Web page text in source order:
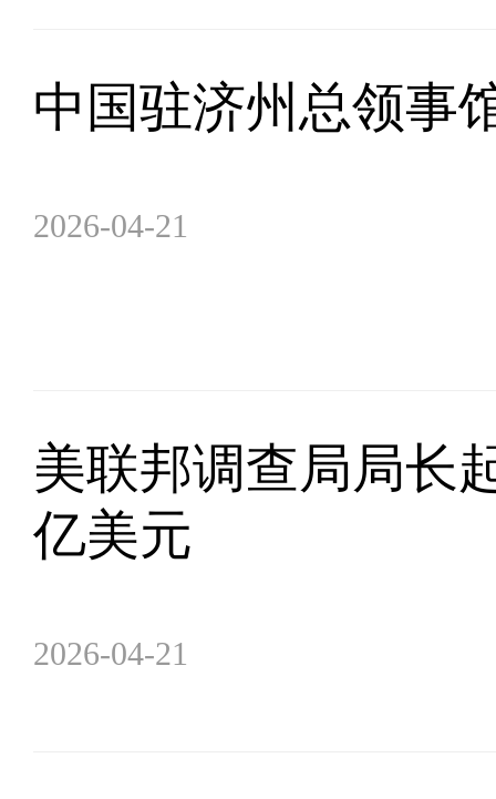
中国驻济州总领事
2026-04-21
美联邦调查局局长
亿美元
2026-04-21